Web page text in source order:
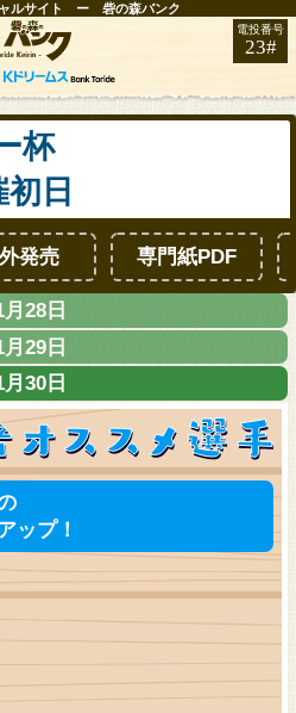
ャルサイト ー 砦の森バンク
電投番号
23#
ップ
情報
らせ
日程
FAN
ーション
ガイド
セス
杯
日
発売 専門紙PDF
月28日
月29日
月30日
ップ！